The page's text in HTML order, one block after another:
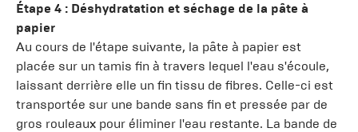
Étape 4 : Déshydratation et séchage de la pâte à
papier
Au cours de l'étape suivante, la pâte à papier est
placée sur un tamis fin à travers lequel l'eau s'écoule,
laissant derrière elle un fin tissu de fibres. Celle-ci est
transportée sur une bande sans fin et pressée par de
gros rouleaux pour éliminer l'eau restante. La bande de